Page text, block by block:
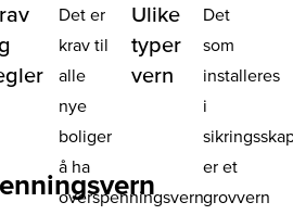
Det er
krav til
alle
nye
boliger
å ha
overspenningsvern
Ulike
typer
vern
Det
som
installeres
i
er et
grovvern